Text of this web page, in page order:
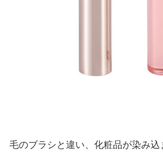
毛のブラシと違い、化粧品が染み